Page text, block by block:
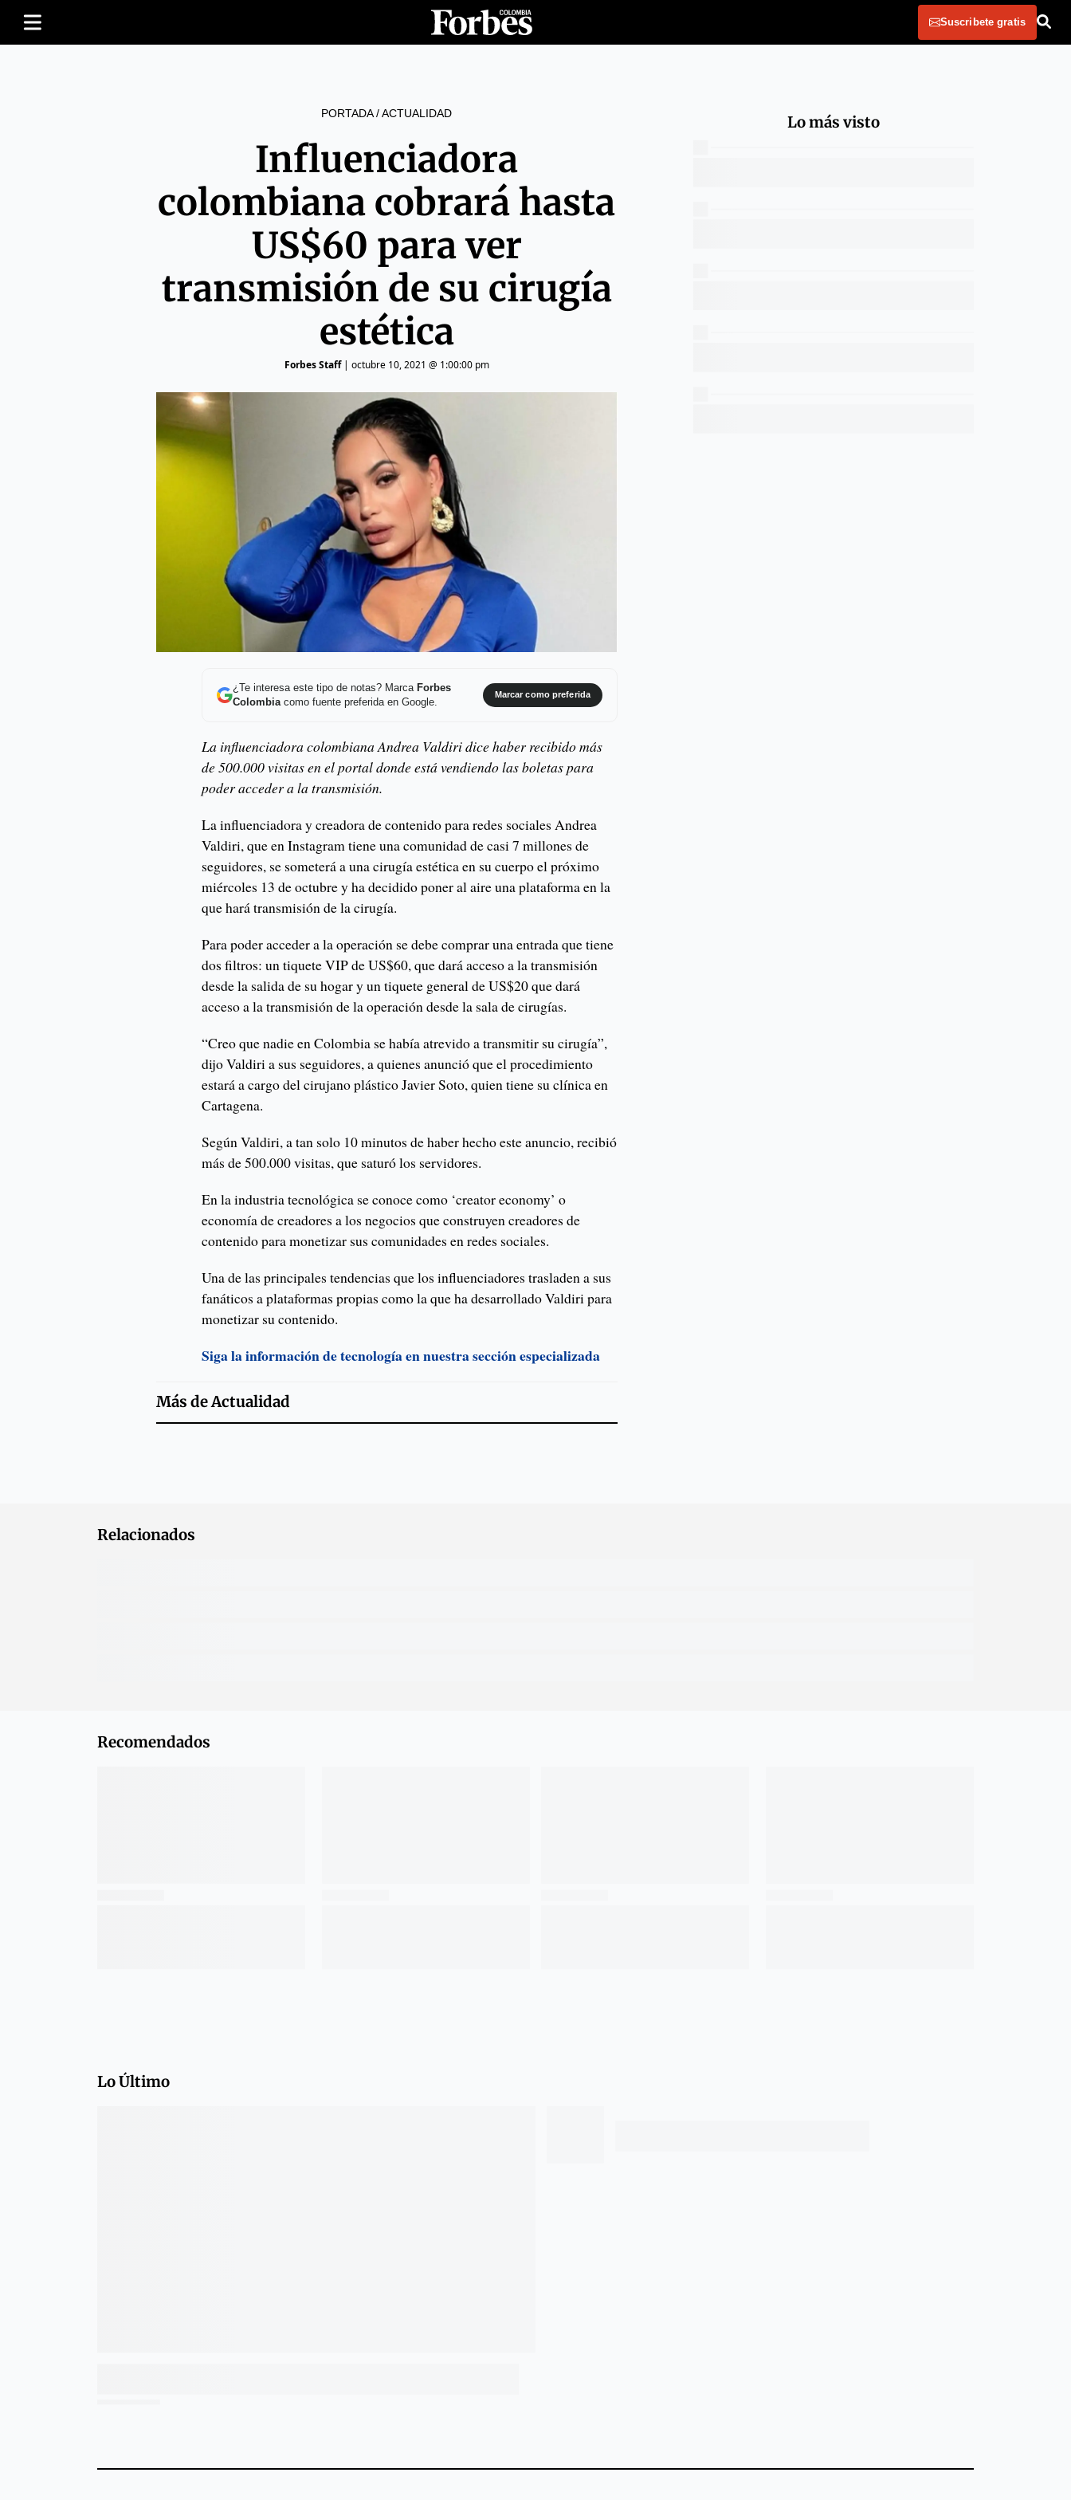
Suscribete gratis
PORTADA/ACTUALIDAD
Influenciadora
colombiana cobrará hasta
US$60 para ver
transmisión de su cirugía
estética
Forbes Staff| octubre 10, 2021 @ 1:00:00 pm
¿Te interesa este tipo de notas? Marca Forbes
Colombiacomo fuente preferida en Google.
Marcar como preferida
La influenciadora colombiana Andrea Valdiri dice haber recibido más
de 500.000 visitas en el portal donde está vendiendo las boletas para
poder acceder a la transmisión.
La influenciadora y creadora de contenido para redes sociales Andrea
Valdiri, que en Instagram tiene una comunidad de casi 7 millones de
seguidores, se someterá a una cirugía estética en su cuerpo el próximo
miércoles 13 de octubre y ha decidido poner al aire una plataforma en la
que hará transmisión de la cirugía.
Para poder acceder a la operación se debe comprar una entrada que tiene
dos filtros: un tiquete VIP de US$60, que dará acceso a la transmisión
desde la salida de su hogar y un tiquete general de US$20 que dará
acceso a la transmisión de la operación desde la sala de cirugías.
“Creo que nadie en Colombia se había atrevido a transmitir su cirugía”,
dijo Valdiri a sus seguidores, a quienes anunció que el procedimiento
estará a cargo del cirujano plástico Javier Soto, quien tiene su clínica en
Cartagena.
Según Valdiri, a tan solo 10 minutos de haber hecho este anuncio, recibió
más de 500.000 visitas, que saturó los servidores.
En la industria tecnológica se conoce como ‘creator economy’ o
economía de creadores a los negocios que construyen creadores de
contenido para monetizar sus comunidades en redes sociales.
Una de las principales tendencias que los influenciadores trasladen a sus
fanáticos a plataformas propias como la que ha desarrollado Valdiri para
monetizar su contenido.
Siga la información de tecnología en nuestra sección especializada
Más deActualidad
Lo más visto
Relacionados
Recomendados
Lo Último